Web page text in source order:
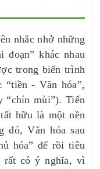
nhắc nhở những
đoạn” khác nhau
trong biến trình
“tiền - Văn hóa”,
“chín mùi”). Tiến
hữu là một nền
đó, Văn hóa sau
hóa” để rồi tiêu
rất có ý nghĩa, vì